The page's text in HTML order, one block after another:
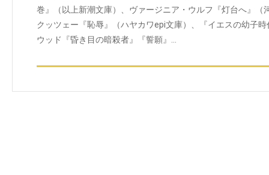
巻』（以上新潮文庫）、ヴァージニア・ウルフ『灯台へ』（
クッツェー『恥辱』（ハヤカワepi文庫）、『イエスの幼子
ウッド『昏き目の暗殺者』『誓願』…